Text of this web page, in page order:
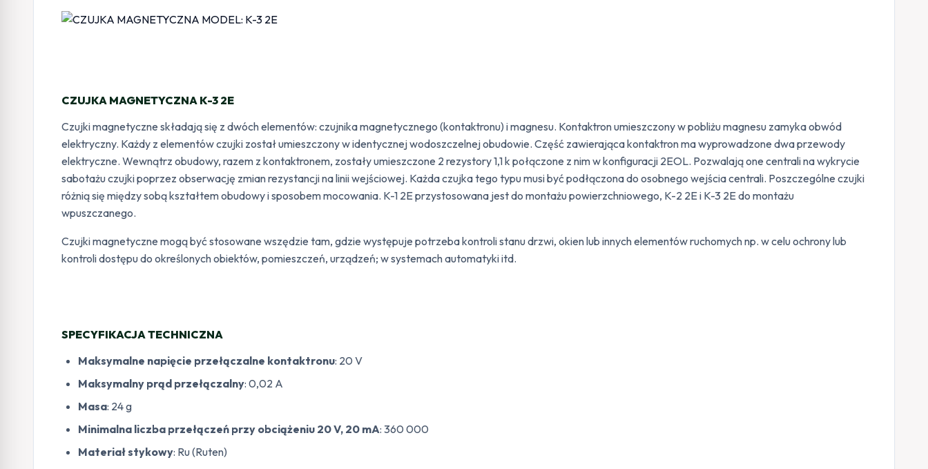
CZUJKA MAGNETYCZNA K-3 2E
Czujki magnetyczne składają się z dwóch elementów: czujnika magnetycznego (kontaktronu) i magnesu. Kontaktron umieszczony w pobliżu magnesu zamyka obwód
elektryczny. Każdy z elementów czujki został umieszczony w identycznej wodoszczelnej obudowie. Część zawierająca kontaktron ma wyprowadzone dwa przewody
elektryczne. Wewnątrz obudowy, razem z kontaktronem, zostały umieszczone 2 rezystory 1,1 k połączone z nim w konfiguracji 2EOL. Pozwalają one centrali na wykrycie
sabotażu czujki poprzez obserwację zmian rezystancji na linii wejściowej. Każda czujka tego typu musi być podłączona do osobnego wejścia centrali. Poszczególne czujki
różnią się między sobą kształtem obudowy i sposobem mocowania. K-1 2E przystosowana jest do montażu powierzchniowego, K-2 2E i K-3 2E do montażu
wpuszczanego.
Czujki magnetyczne mogą być stosowane wszędzie tam, gdzie występuje potrzeba kontroli stanu drzwi, okien lub innych elementów ruchomych np. w celu ochrony lub
kontroli dostępu do określonych obiektów, pomieszczeń, urządzeń; w systemach automatyki itd.
SPECYFIKACJA TECHNICZNA
Maksymalne napięcie przełączalne kontaktronu: 20 V
Maksymalny prąd przełączalny: 0,02 A
Masa: 24 g
Minimalna liczba przełączeń przy obciążeniu 20 V, 20 mA: 360 000
Materiał stykowy: Ru (Ruten)